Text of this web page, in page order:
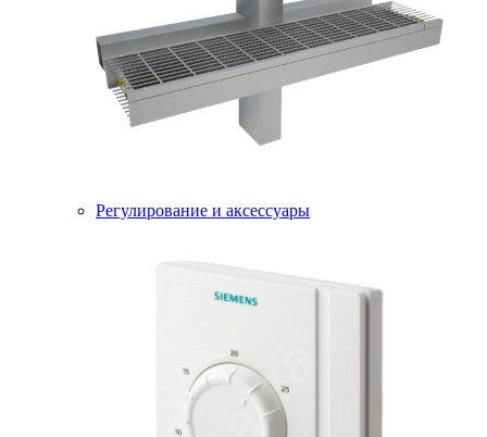
Регулирование и аксессуары